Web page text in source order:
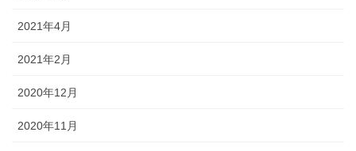
2021年4月
2021年2月
2020年12月
2020年11月